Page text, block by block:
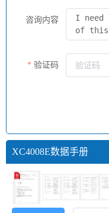
咨询内容
验证码
XC4008E数据手册